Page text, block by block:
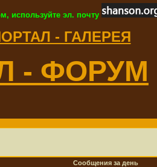
используйте эл. почту
- ГАЛЕРЕЯ
- ФОРУМ
Сообщения за день